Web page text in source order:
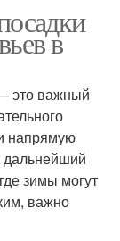
в
это важный
напрямую
дальнейший
зимы могут
важно